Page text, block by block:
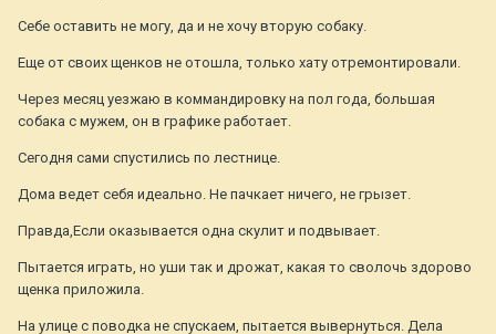
Себе оставить не могу, да и не хочу вторую собаку.
Еще от своих щенков не отошла, только хату отремонтировали.
Через месяц уезжаю в коммандировку на пол года, большая
собака с мужем, он в графике работает.
Сегодня сами спустились по лестнице.
Дома ведет себя идеально. Не пачкает ничего, не грызет.
Правда,Если оказывается одна скулит и подвывает.
Пытается играть, но уши так и дрожат, какая то сволочь здорово
щенка приложила.
На улице с поводка не спускаем, пытается вывернуться. Дела